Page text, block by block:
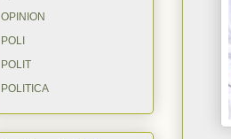
OPINION
POLI
POLIT
POLITICA